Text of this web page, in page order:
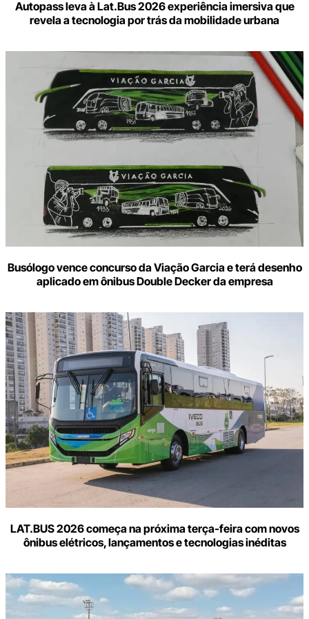
Autopass leva à Lat.Bus 2026 experiência imersiva que
revela a tecnologia por trás da mobilidade urbana
Busólogo vence concurso da Viação Garcia e terá desenho
aplicado em ônibus Double Decker da empresa
LAT.BUS 2026 começa na próxima terça-feira com novos
ônibus elétricos, lançamentos e tecnologias inéditas